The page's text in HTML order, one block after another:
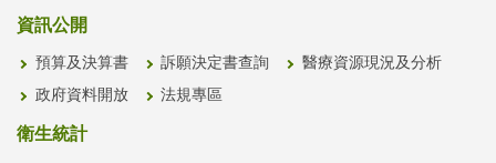
資訊公開
預算及決算書 訴願決定書查詢 醫療資源現況及分析
政府資料開放 法規專區
衛生統計